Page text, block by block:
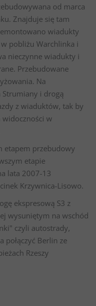
od marca
Znajduje się tam
wiadukty
pobliżu Warchlinka i
nieczynne wiadukty i
Przebudowane
Na
Strumiany i drogą
z wiaduktów, tak by
widoczności w
etapem przebudowy
etapie
lata 2007-13
Krzywnica-Lisowo.
ekspresową S3 z
wysuniętym na wschód
czyli autostrady,
połączyć Berlin ze
Rzeszy